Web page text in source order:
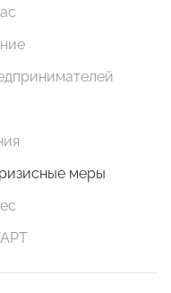
меры